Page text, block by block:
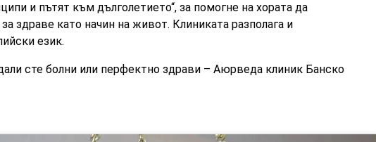
и пътят към дълголетието“, за помогне на хората да
здраве като начин на живот. Клиниката разполага и
език.
сте болни или перфектно здрави – Аюрведа клиник Банско